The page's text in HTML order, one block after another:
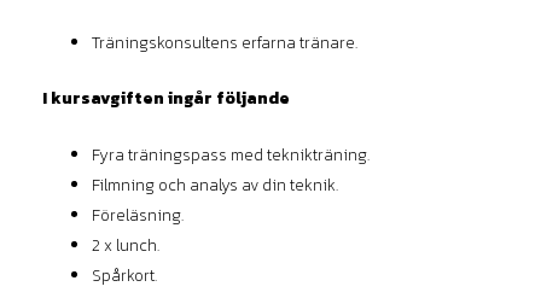
Träningskonsultens erfarna tränare.
I kursavgiften ingår följande
Fyra träningspass med teknikträning.
Filmning och analys av din teknik.
Föreläsning.
2 x lunch.
Spårkort.